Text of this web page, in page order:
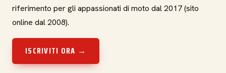
riferimento per gli appassionati di moto dal 2017 (sito
online dal 2008).
ISCRIVITI ORA →